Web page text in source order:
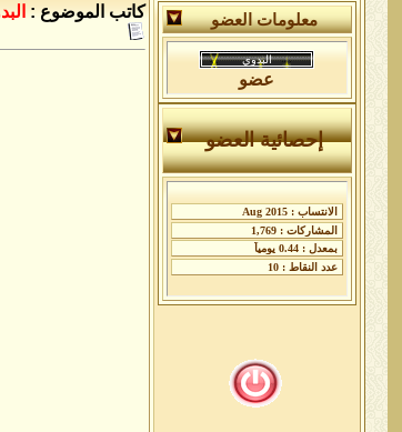
معلومات العضو
عضو
إحصائية العضو
كاتب الموضوع :